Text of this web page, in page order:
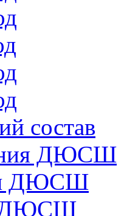
состав
ДЮСШ
ДЮСШ
ДЮСШ